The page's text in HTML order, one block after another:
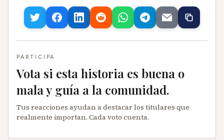
PARTICIPA
Vota si esta historia es buena o
mala y guía a la comunidad.
Tus reacciones ayudan a destacar los titulares que
realmente importan. Cada voto cuenta.